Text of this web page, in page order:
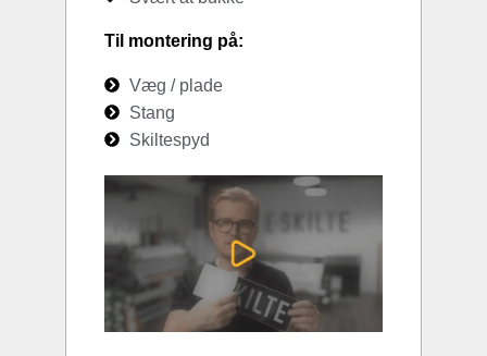
Til montering på:
Væg / plade
Stang
Skiltespyd